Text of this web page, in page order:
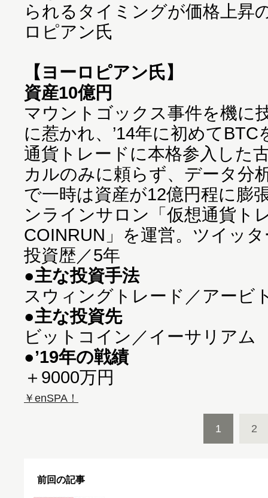
られるタイミングが価格上昇
ロピアン氏
【ヨーロピアン氏】
資産10億円
マウントゴックス事件を機に
に惹かれ、’14年に初めて
通貨トレードに本格参入した
カルのみに頼らず、データ分
で一時は資産が12億円程に膨
ンラインサロン「仮想通貨ト
COINRUN」を運営。ツイッ
●主な投資手法
●主な投資先
●’19年の戦績
＋9000万円
￥enSPA！
1 2
前回の記事